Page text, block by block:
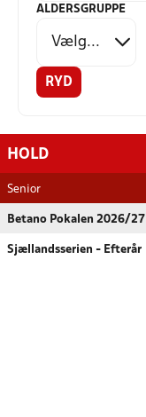
ALDERSGRUPPE
RYD
HOLD
Senior
Betano Pokalen 2026/27
Sjællandsserien - Efterår